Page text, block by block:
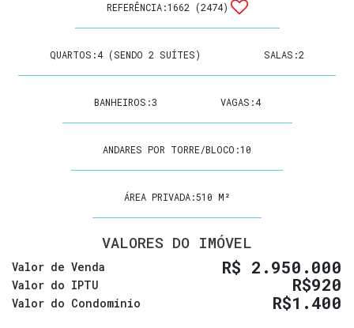
REFERÊNCIA:1662 (2474)
QUARTOS:4 (SENDO 2 SUÍTES) SALAS:2
BANHEIROS:3 VAGAS:4
ANDARES POR TORRE/BLOCO:10
ÁREA PRIVADA:510 M²
VALORES DO IMÓVEL
R$ 2.950.000
Valor de Venda
Valor do IPTU
R$920
Valor do Condominio R$1.400